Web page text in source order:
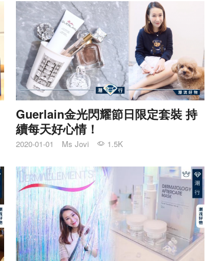
Guerlain金光閃耀節日限定套裝 持
續每天好心情！
2020-01-01 Ms Jovi 1.5K